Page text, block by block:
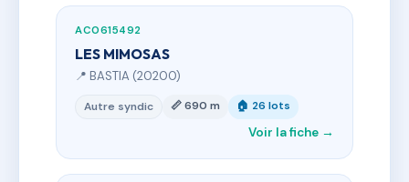
AC0615492
LES MIMOSAS
📍 BASTIA (20200)
Autre syndic 📏 690 m 🏠 26 lots
Voir la fiche →